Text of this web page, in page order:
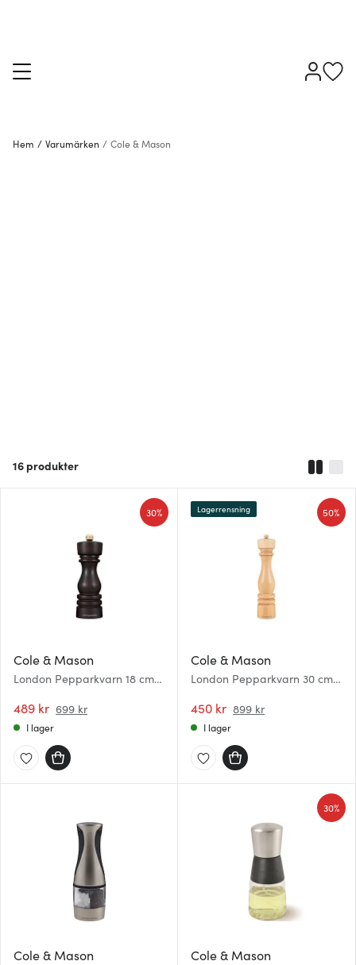
Hem / Varumärken / Cole & Mason
16 produkter
Cole & Mason
London Pepparkvarn 18 cm
489 kr 699 kr
30%
I lager
Cole & Mason
London Pepparkvarn 30 cm
450 kr 899 kr
50%
Lagerrensning
I lager
Cole & Mason Cole & Mason
30%